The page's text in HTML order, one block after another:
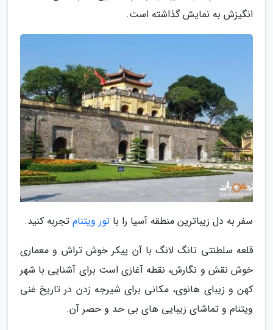
انگیزش به نمایش گذاشته است.
سفر به دل زیباترین منطقه آسیا را با تور ویتنام تجربه کنید.
قلعه سلطنتی تانگ لانگ با آن پیکر خوش تراش و معماری
خوش نقش و نگارش، نقطه آغازی است برای آشنایی با شهر
کهن و زیبای هانوی، مکانی برای شیرجه زدن در تاریخ غنی
ویتنام و تماشای زیبایی های بی حد و حصر آن.